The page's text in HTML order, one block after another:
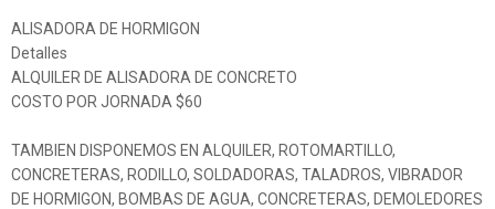
ALISADORA DE HORMIGON
Detalles
ALQUILER DE ALISADORA DE CONCRETO
COSTO POR JORNADA $60
TAMBIEN DISPONEMOS EN ALQUILER, ROTOMARTILLO,
CONCRETERAS, RODILLO, SOLDADORAS, TALADROS, VIBRADOR
DE HORMIGON, BOMBAS DE AGUA, CONCRETERAS, DEMOLEDORES